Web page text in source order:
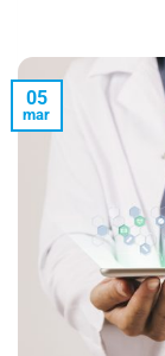
05
mar